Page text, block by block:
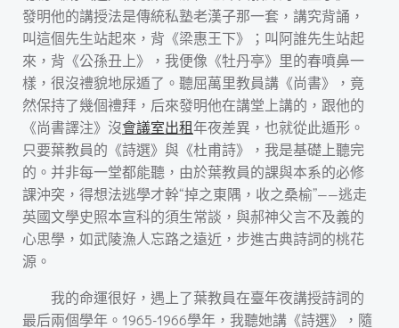
發明他的講授法是傳統私塾老漢子那一套，講究背誦，
叫這個先生站起來，背《梁惠王下》；叫阿誰先生站起
來，背《公孫丑上》，我便像《牡丹亭》里的春噴鼻一
樣，很沒禮貌地尿遁了。聽屈萬里教員講《尚書》，竟
然保持了幾個禮拜，后來發明他在講堂上講的，跟他的
《尚書譯注》沒會議室出租年夜差異，也就從此遁形。
只要葉教員的《詩選》與《杜甫詩》，我是基礎上聽完
的。并非每一堂都能聽，由於葉教員的課與本系的必修
課沖突，得想法逃學才幹“掉之東隅，收之桑榆”——逃走
英國文學史照本宣科的須生常談，與郝神父言不及義的
心思學，如武陵漁人忘路之遠近，步進古典詩詞的桃花
源。
我的命運很好，遇上了葉教員在臺年夜講授詩詞的
最后兩個學年。1965-1966學年，我聽她講《詩選》，隨